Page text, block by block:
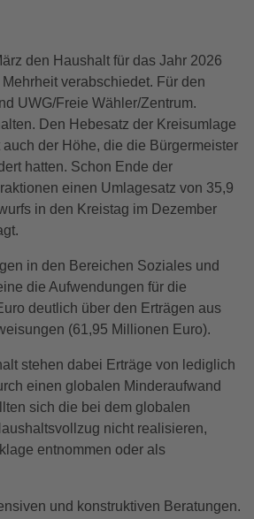
den Haushalt für das Jahr 2026
verabschiedet. Für den
UWG/Freie Wähler/Zentrum.
Den Hebesatz der Kreisumlage
der Höhe, die die Bürgermeister
hatten. Schon Ende der
einen Umlagesatz von 35,9
in den Kreistag im Dezember
in den Bereichen Soziales und
die Aufwendungen für die
deutlich über den Erträgen aus
(61,95 Millionen Euro).
stehen dabei Erträge von lediglich
einen globalen Minderaufwand
sich die bei dem globalen
nicht realisieren,
entnommen oder als
und konstruktiven Beratungen.